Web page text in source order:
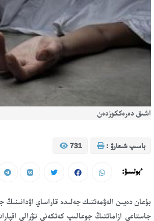
اشىق دەرەككوزدەن
باسىپ شىعارۋ : 731
ءبولىسۋ: